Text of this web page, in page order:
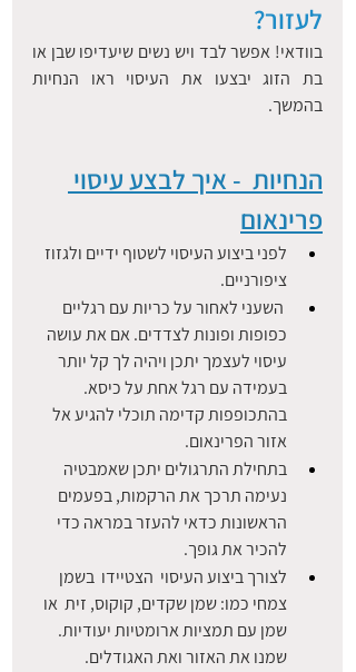
לעזור?
בהמשך.
הנחיות  - איך לבצע עיסוי
פרינאום
לפני ביצוע העיסוי לשטוף ידיים ולגזוז
ציפורניים.
השעני לאחור על כריות עם רגליים
כפופות ופונות לצדדים. אם את עושה
עיסוי לעצמך יתכן ויהיה לך קל יותר
בעמידה עם רגל אחת על כיסא.
בהתכופפות קדימה תוכלי להגיע אל
אזור הפרינאום.
בתחילת התרגולים יתכן שאמבטיה
נעימה תרכך את הרקמות, בפעמים
הראשונות כדאי להעזר במראה כדי
להכיר את גופך.
לצורך ביצוע העיסוי  הצטיידו  בשמן
צמחי כמו: שמן שקדים, קוקוס, זית  או
שמן עם תמציות ארומטיות יעודיות.
שמנו את האזור ואת האגודלים.